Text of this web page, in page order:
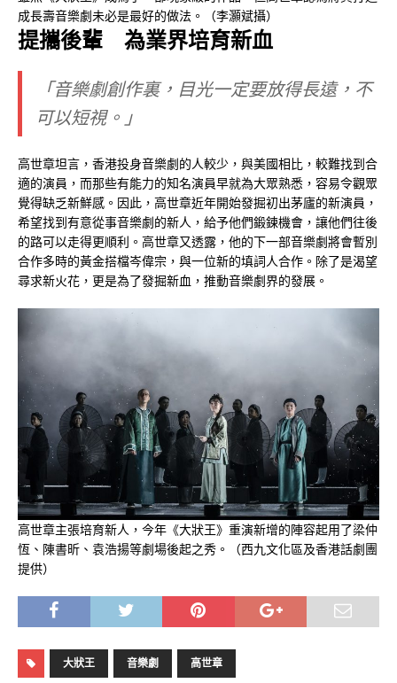
成長壽音樂劇未必是最好的做法。（李灝斌攝）
提攜後輩 為業界培育新血
「音樂劇創作裏，目光一定要放得長遠，不
可以短視。」
高世章坦言，香港投身音樂劇的人較少，與美國相比，較難找到合
適的演員，而那些有能力的知名演員早就為大眾熟悉，容易令觀眾
覺得缺乏新鮮感。因此，高世章近年開始發掘初出茅廬的新演員，
希望找到有意從事音樂劇的新人，給予他們鍛鍊機會，讓他們往後
的路可以走得更順利。高世章又透露，他的下一部音樂劇將會暫別
合作多時的黃金搭檔岑偉宗，與一位新的填詞人合作。除了是渴望
尋求新火花，更是為了發掘新血，推動音樂劇界的發展。
高世章主張培育新人，今年《大狀王》重演新增的陣容起用了梁仲
恆、陳書昕、袁浩揚等劇場後起之秀。（西九文化區及香港話劇團
提供）
大狀王 音樂劇 高世章